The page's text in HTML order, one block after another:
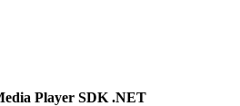
Player SDK .NET